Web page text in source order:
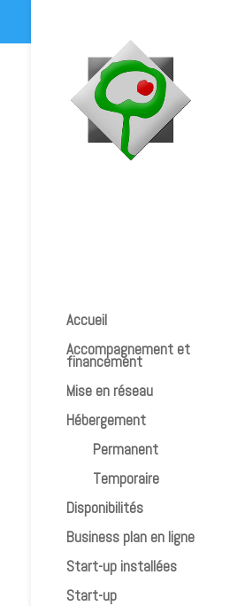
Accueil
Accompagnement et
financement
Mise en réseau
Hébergement
Permanent
Temporaire
Disponibilités
Business plan en ligne
Start-up installées
Start-up